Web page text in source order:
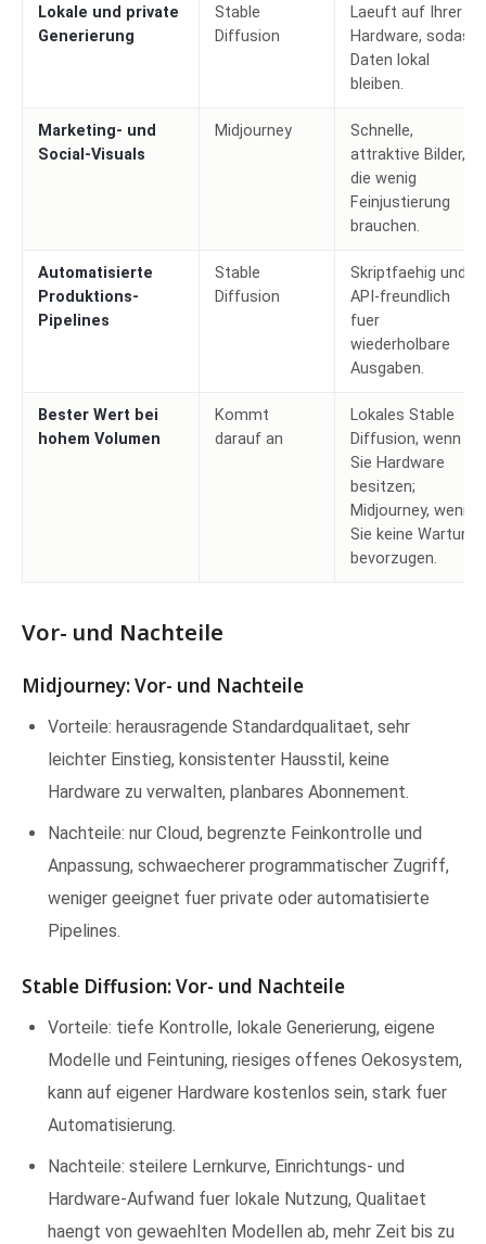
Lokale und private
Generierung
Stable
Diffusion
Laeuft auf Ihrer
Hardware, sodass
Daten lokal
bleiben.
Marketing- und
Social-Visuals
Midjourney
Schnelle,
attraktive Bilder,
die wenig
Feinjustierung
brauchen.
Automatisierte
Produktions-
Pipelines
Stable
Diffusion
Skriptfaehig und
API-freundlich
fuer
wiederholbare
Ausgaben.
Bester Wert bei
hohem Volumen
Kommt
darauf an
Lokales Stable
Diffusion, wenn
Sie Hardware
besitzen;
Midjourney, wenn
Sie keine Wartung
bevorzugen.
Vor- und Nachteile
Midjourney: Vor- und Nachteile
Vorteile: herausragende Standardqualitaet, sehr
leichter Einstieg, konsistenter Hausstil, keine
Hardware zu verwalten, planbares Abonnement.
Nachteile: nur Cloud, begrenzte Feinkontrolle und
Anpassung, schwaecherer programmatischer Zugriff,
weniger geeignet fuer private oder automatisierte
Pipelines.
Stable Diffusion: Vor- und Nachteile
Vorteile: tiefe Kontrolle, lokale Generierung, eigene
Modelle und Feintuning, riesiges offenes Oekosystem,
kann auf eigener Hardware kostenlos sein, stark fuer
Automatisierung.
Nachteile: steilere Lernkurve, Einrichtungs- und
Hardware-Aufwand fuer lokale Nutzung, Qualitaet
haengt von gewaehlten Modellen ab, mehr Zeit bis zu